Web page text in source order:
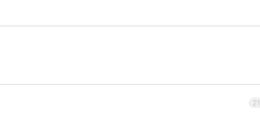
21